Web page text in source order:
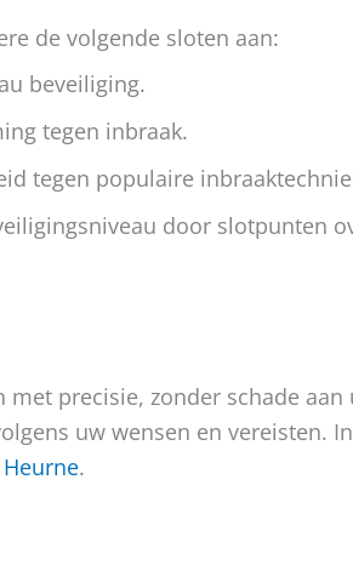
de volgende sloten aan:
beveiliging.
tegen inbraak.
tegen populaire
door slotpunten
precisie, zonder schade
uw wensen en vereisten.
.